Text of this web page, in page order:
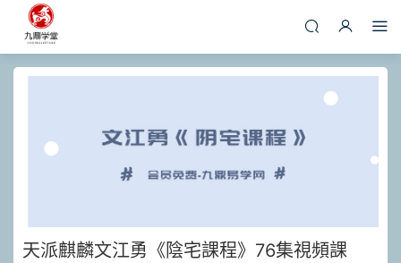
天派麒麟文江勇《陰宅課程》76集視頻課